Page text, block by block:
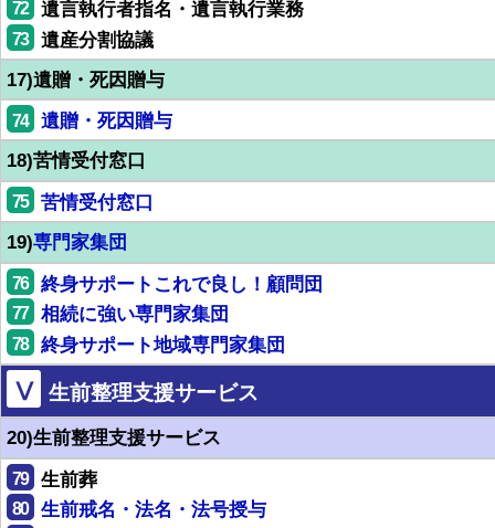
72 遺言執行者指名・遺言執行業務
73
遺産分割協議
17)遺贈・死因贈与
74
遺贈・死因贈与
18)苦情受付窓口
75
苦情受付窓口
19)専門家集団
76 終身サポートこれで良し！顧問団
77 相続に強い専門家集団
78 終身サポート地域専門家集団
Ⅴ 生前整理支援サービス
20)生前整理支援サービス
79 生前葬
80 生前戒名・法名・法号授与